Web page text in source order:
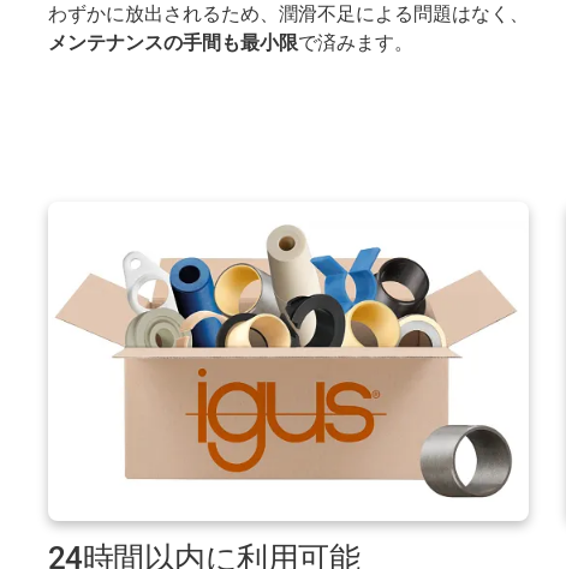
わずかに放出されるため、潤滑不足による問題はなく、
メンテナンスの手間も最小限で済みます。
24時間以内に利用可能